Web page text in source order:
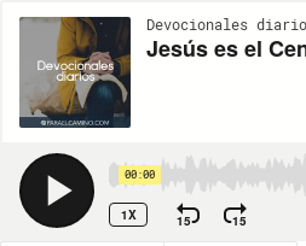
Devocionales
Jesús es el
00:00
1X 15 15